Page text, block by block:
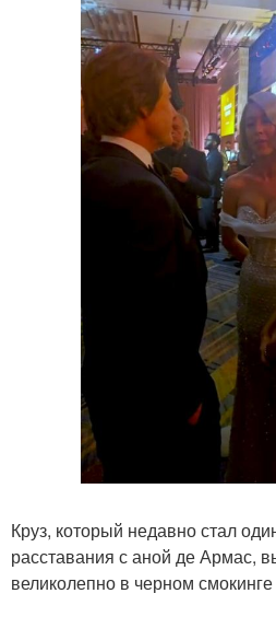
Круз, который недавно стал
расставания с аной де Армас,
великолепно в черном смокинге